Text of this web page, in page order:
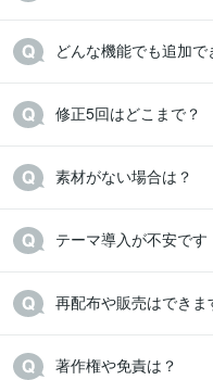
どんな機能でも追加で
修正5回はどこまで？
素材がない場合は？
テーマ導入が不安です
再配布や販売はできま
著作権や免責は？